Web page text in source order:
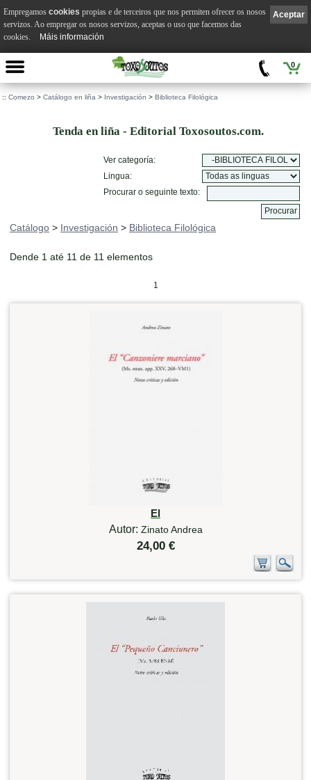
0
:: Comezo > Catálogo en liña > Investigación > Biblioteca Filológica
Tenda en liña - Editorial Toxosoutos.com.
Ver categoría:
Lingua:
Procurar o seguinte texto:
Catálogo > Investigación > Biblioteca Filológica
Dende 1 até 11 de 11 elementos
1
El
Autor: Zinato Andrea
24,00 €
Aceptar
Empregamos cookies propias e de terceiros que nos permiten ofrecer os nosos
servizos. Ao empregar os nosos servizos, aceptas o uso que facemos das
cookies.
Máis información